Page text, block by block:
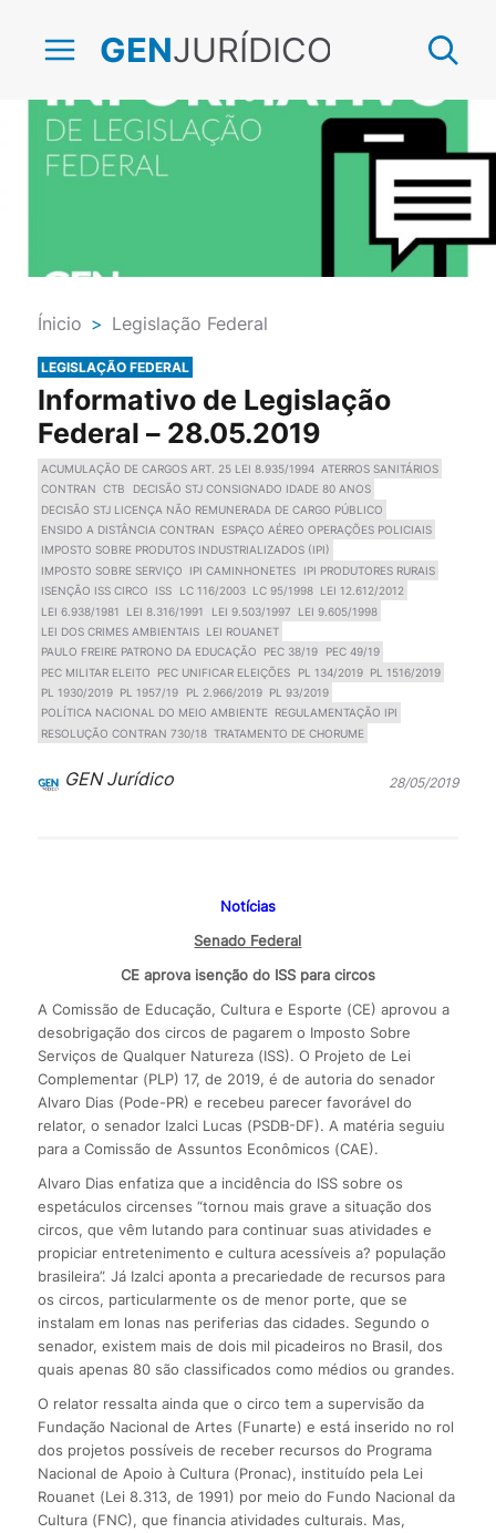
GENJURÍDICO
Ínicio > Legislação Federal
LEGISLAÇÃO FEDERAL
Informativo de Legislação
Federal – 28.05.2019
ACUMULAÇÃO DE CARGOS ART. 25 LEI 8.935/1994
ATERROS SANITÁRIOS
CONTRAN CTB
DECISÃO STJ CONSIGNADO IDADE 80 ANOS
DECISÃO STJ LICENÇA NÃO REMUNERADA DE CARGO PÚBLICO
ENSIDO A DISTÂNCIA CONTRAN
ESPAÇO AÉREO OPERAÇÕES POLICIAIS
IMPOSTO SOBRE PRODUTOS INDUSTRIALIZADOS (IPI)
IMPOSTO SOBRE SERVIÇO
IPI CAMINHONETES
IPI PRODUTORES RURAIS
ISENÇÃO ISS CIRCO
ISS LC 116/2003 LC 95/1998 LEI 12.612/2012
LEI 6.938/1981
LEI 8.316/1991 LEI 9.503/1997
LEI 9.605/1998
LEI DOS CRIMES AMBIENTAIS
LEI ROUANET
PAULO FREIRE PATRONO DA EDUCAÇÃO
PEC 38/19
PEC 49/19
PEC MILITAR ELEITO
PEC UNIFICAR ELEIÇÕES PL 134/2019
PL 1516/2019
PL 1930/2019
PL 1957/19 PL 2.966/2019
PL 93/2019
POLÍTICA NACIONAL DO MEIO AMBIENTE
REGULAMENTAÇÃO IPI
RESOLUÇÃO CONTRAN 730/18 TRATAMENTO DE CHORUME
GEN Jurídico 28/05/2019
Notícias
Senado Federal
CE aprova isenção do ISS para circos
A Comissão de Educação, Cultura e Esporte (CE) aprovou a
desobrigação dos circos de pagarem o Imposto Sobre
Serviços de Qualquer Natureza (ISS). O Projeto de Lei
Complementar (PLP) 17, de 2019, é de autoria do senador
Alvaro Dias (Pode-PR) e recebeu parecer favorável do
relator, o senador Izalci Lucas (PSDB-DF). A matéria seguiu
para a Comissão de Assuntos Econômicos (CAE).
Alvaro Dias enfatiza que a incidência do ISS sobre os
espetáculos circenses “tornou mais grave a situação dos
circos, que vêm lutando para continuar suas atividades e
propiciar entretenimento e cultura acessíveis a? população
brasileira”. Já Izalci aponta a precariedade de recursos para
os circos, particularmente os de menor porte, que se
instalam em lonas nas periferias das cidades. Segundo o
senador, existem mais de dois mil picadeiros no Brasil, dos
quais apenas 80 são classificados como médios ou grandes.
O relator ressalta ainda que o circo tem a supervisão da
Fundação Nacional de Artes (Funarte) e está inserido no rol
dos projetos possíveis de receber recursos do Programa
Nacional de Apoio à Cultura (Pronac), instituído pela Lei
Rouanet (Lei 8.313, de 1991) por meio do Fundo Nacional da
Cultura (FNC), que financia atividades culturais. Mas,